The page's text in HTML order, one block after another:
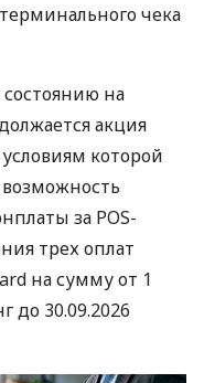
чека
на
акция
условиям которой
за POS-
трех оплат
на сумму от 1
до 30.09.2026